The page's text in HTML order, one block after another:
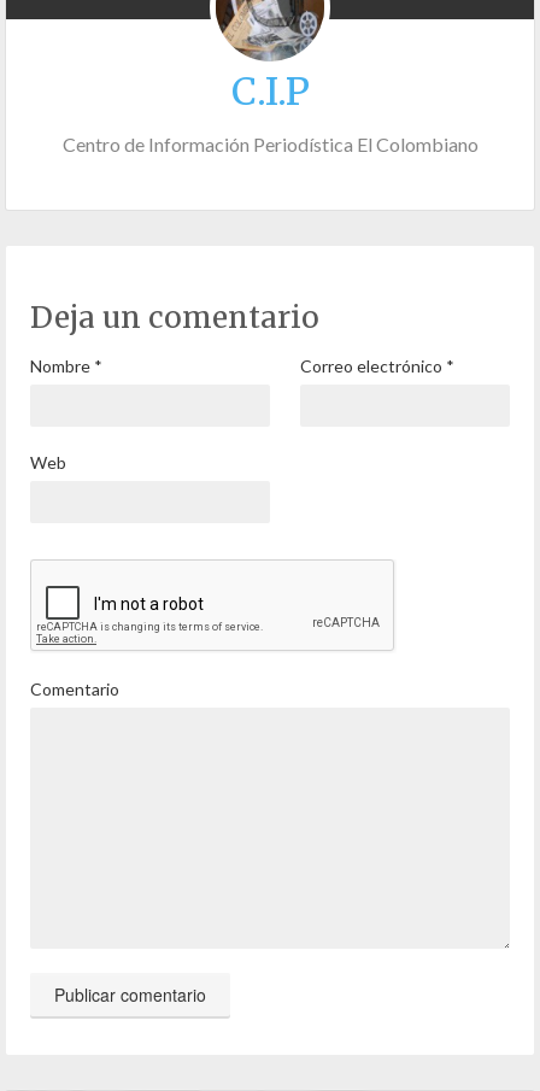
C.I.P
Centro de Información Periodística El Colombiano
Deja un comentario
Nombre * Correo electrónico *
Web
Comentario